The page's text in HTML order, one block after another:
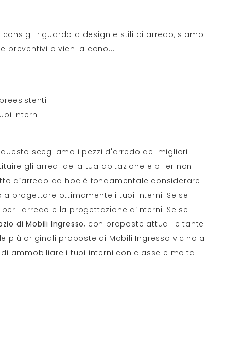
riguardo a design e stili di arredo, siamo
preventivi o vieni a cono...
interni
scegliamo i pezzi d'arredo dei migliori
gli arredi della tua abitazione e p...er non
d’arredo ad hoc è fondamentale considerare
progettare ottimamente i tuoi interni. Se sei
l'arredo e la progettazione d’interni. Se sei
di Mobili Ingresso, con proposte attuali e tante
più originali proposte di Mobili Ingresso vicino a
ammobiliare i tuoi interni con classe e molta